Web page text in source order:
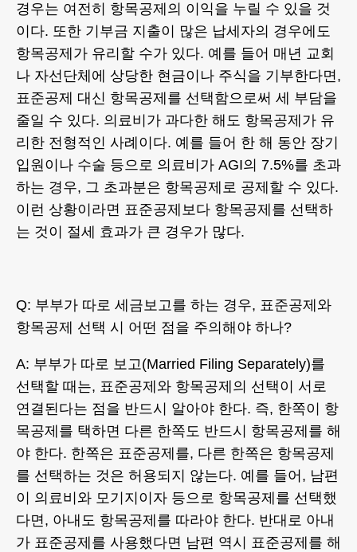
경우는 여전히 항목공제의 이익을 누릴 수 있을 것
이다. 또한 기부금 지출이 많은 납세자의 경우에도
항목공제가 유리할 수가 있다. 예를 들어 매년 교회
나 자선단체에 상당한 현금이나 주식을 기부한다면,
표준공제 대신 항목공제를 선택함으로써 세 부담을
줄일 수 있다. 의료비가 과다한 해도 항목공제가 유
리한 전형적인 사례이다. 예를 들어 한 해 동안 장기
입원이나 수술 등으로 의료비가 AGI의 7.5%를 초과
하는 경우, 그 초과분은 항목공제로 공제할 수 있다.
이런 상황이라면 표준공제보다 항목공제를 선택하
는 것이 절세 효과가 큰 경우가 많다.
Q: 부부가 따로 세금보고를 하는 경우, 표준공제와
항목공제 선택 시 어떤 점을 주의해야 하나?
A: 부부가 따로 보고(Married Filing Separately)를
선택할 때는, 표준공제와 항목공제의 선택이 서로
연결된다는 점을 반드시 알아야 한다. 즉, 한쪽이 항
목공제를 택하면 다른 한쪽도 반드시 항목공제를 해
야 한다. 한쪽은 표준공제를, 다른 한쪽은 항목공제
를 선택하는 것은 허용되지 않는다. 예를 들어, 남편
이 의료비와 모기지이자 등으로 항목공제를 선택했
다면, 아내도 항목공제를 따라야 한다. 반대로 아내
가 표준공제를 사용했다면 남편 역시 표준공제를 해